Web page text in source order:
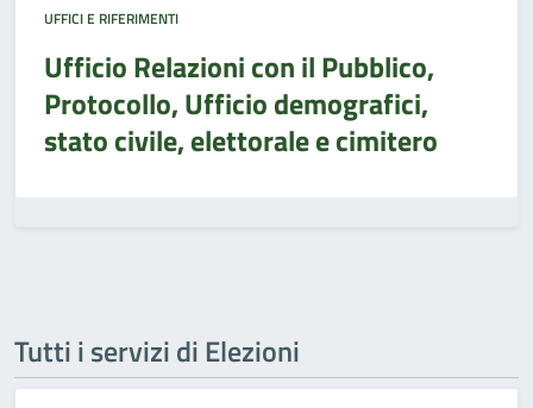
UFFICI E RIFERIMENTI
Ufficio Relazioni con il Pubblico,
Protocollo, Ufficio demografici,
stato civile, elettorale e cimitero
Tutti i servizi di Elezioni